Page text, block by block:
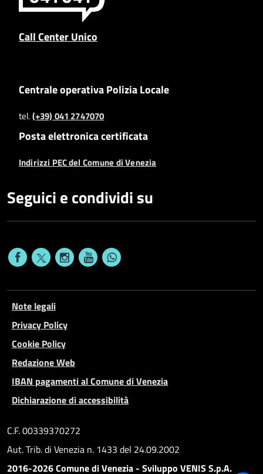
Call Center Unico
Centrale operativa Polizia Locale
tel.(+39) 041 2747070
Posta elettronica certificata
Indirizzi PEC del Comune di Venezia
Seguici e condividi su
Note legali
Privacy Policy
Cookie Policy
Redazione Web
IBAN pagamenti al Comune di Venezia
Dichiarazione di accessibilità
C.F. 00339370272
Aut. Trib. di Venezia n. 1433 del 24.09.2002
2016-2026 Comune di Venezia - Sviluppo VENIS S.p.A.